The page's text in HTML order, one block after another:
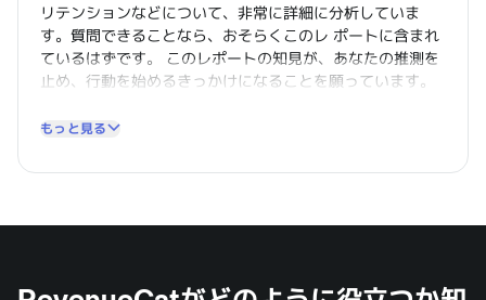
リテンションなどについて、非常に詳細に分析していま
す。質問できることなら、おそらくこのレ ポートに含まれ
ているはずです。 このレポートの知見が、あなたの推測を
止め、行動を始めるきっかけになることを願っています。
もっと見る